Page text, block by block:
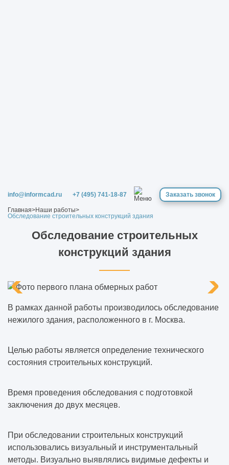
info@informcad.ru +7 (495) 741-18-87 Заказать звонок
Главная>Наши работы>
Обследование строительных конструкций здания
Обследование строительных
конструкций здания
В рамках данной работы производилось обследование
нежилого здания, расположенного в г. Москва.
Целью работы является определение технического
состояния строительных конструкций.
Время проведения обследования с подготовкой
заключения до двух месяцев.
При обследовании строительных конструкций
использовались визуальный и инструментальный
методы. Визуально выявлялись видимые дефекты и